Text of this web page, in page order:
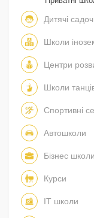
Дитячі
Школи
Центри
Школи
Спортивні
Автошколи
Бізнес школи
Курси
IT школи